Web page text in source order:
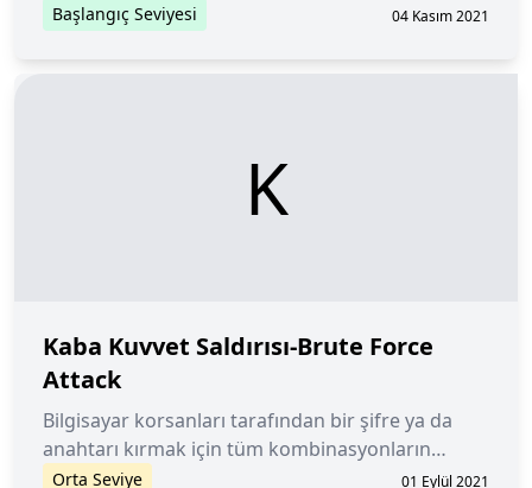
Başlangıç Seviyesi 04 Kasım 2021
K
Kaba Kuvvet Saldırısı-Brute Force
Attack
Bilgisayar korsanları tarafından bir şifre ya da
anahtarı kırmak için tüm kombinasyonların
denenmesi.
Orta Seviye 01 Eylül 2021